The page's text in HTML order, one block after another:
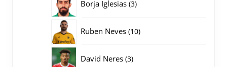
Borja Iglesias 33
Ruben Neves 1010
David Neres 33